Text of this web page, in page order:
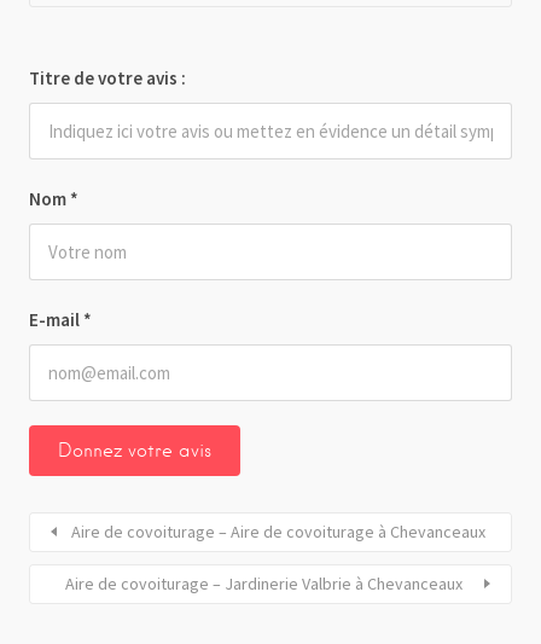
Nom *
E-mail *
Titre de votre avis :
Aire de covoiturage – Aire de covoiturage à Chevanceaux
Aire de covoiturage – Jardinerie Valbrie à Chevanceaux